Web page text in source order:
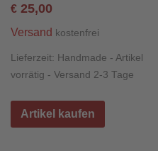
€ 25,00
Versand kostenfrei
Lieferzeit: Handmade - Artikel
vorrätig - Versand 2-3 Tage
Artikel kaufen